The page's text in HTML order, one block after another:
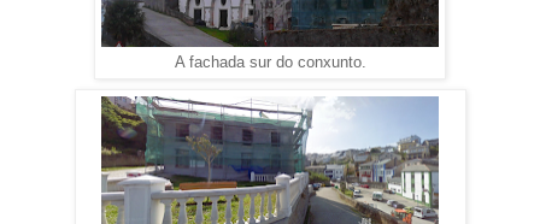
A fachada sur do conxunto.